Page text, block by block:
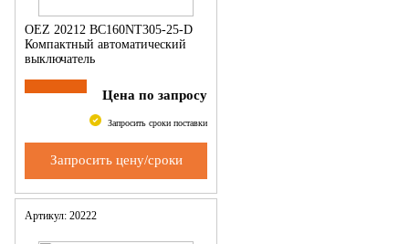
OEZ 20212 BC160NT305-25-D
Компактный автоматический
выключатель
Цена по запросу
Запросить сроки поставки
Запросить цену/сроки
Артикул: 20222